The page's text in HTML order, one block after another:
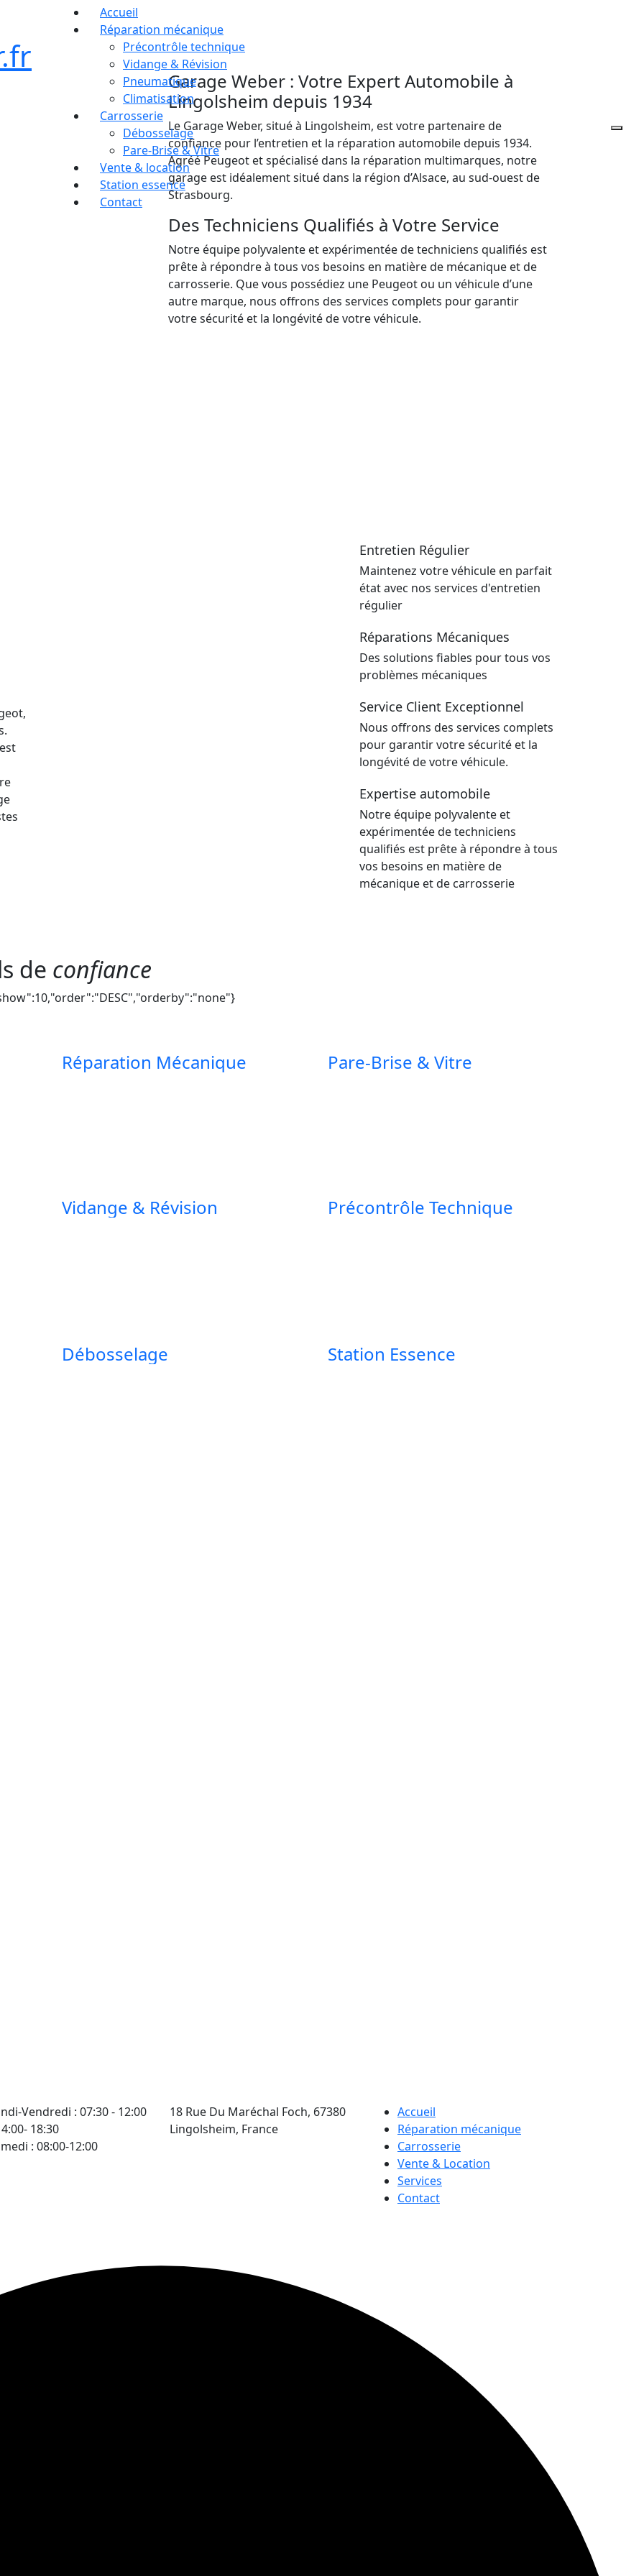
Accueil
Réparation mécanique
Précontrôle technique
Vidange & Révision
Pneumatique
Climatisation
Carrosserie
Débosselage
Pare-Brise & Vitre
Vente & location
Station essence
Contact
Garage Weber : Votre Expert Automobile à
Lingolsheim depuis 1934
Le Garage Weber, situé à Lingolsheim, est votre partenaire de
confiance pour l’entretien et la réparation automobile depuis 1934.
Agréé Peugeot et spécialisé dans la réparation multimarques, notre
garage est idéalement situé dans la région d’Alsace, au sud-ouest de
Strasbourg.
Des Techniciens Qualifiés à Votre Service
Notre équipe polyvalente et expérimentée de techniciens qualifiés est
prête à répondre à tous vos besoins en matière de mécanique et de
carrosserie. Que vous possédiez une Peugeot ou un véhicule d’une
autre marque, nous offrons des services complets pour garantir
votre sécurité et la longévité de votre véhicule.
Entretien Régulier
Maintenez votre véhicule en parfait
état avec nos services d'entretien
régulier
Réparations Mécaniques
Des solutions fiables pour tous vos
problèmes mécaniques
Service Client Exceptionnel
Nous offrons des services complets
pour garantir votre sécurité et la
longévité de votre véhicule.
Expertise automobile
Notre équipe polyvalente et
expérimentée de techniciens
qualifiés est prête à répondre à tous
vos besoins en matière de
mécanique et de carrosserie
de confiance
Réparation Mécanique Pare-Brise & Vitre
Vidange & Révision Précontrôle Technique
Débosselage Station Essence
Vendredi : 07:30 - 12:00
18:30
: 08:00-12:00
18 Rue Du Maréchal Foch, 67380
Lingolsheim, France
Accueil
Réparation mécanique
Carrosserie
Vente & Location
Services
Contact